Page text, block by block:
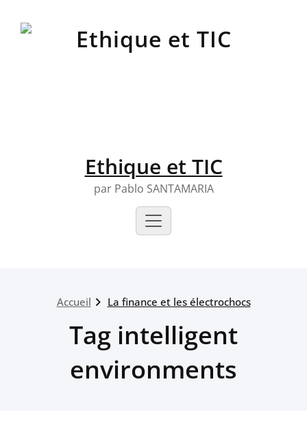
Ethique et TIC
par Pablo SANTAMARIA
Accueil La finance et les électrochocs
Tag intelligent
environments